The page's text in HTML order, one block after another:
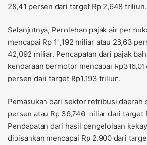
28,41 persen dari target Rp 2,648 triliun.
Selanjutnya, Perolehan pajak air
mencapai Rp 11,192 miliar atau 26,63
42,092 miliar. Pendapatan dari pajak
kendaraan bermotor mencapai
persen dari target Rp1,193 triliun.
Pemasukan dari sektor retribusi daerah
persen atau Rp 36,746 miliar dari target
Pendapatan dari hasil pengelolaan
dipisahkan mencapai Rp 2.900 dari